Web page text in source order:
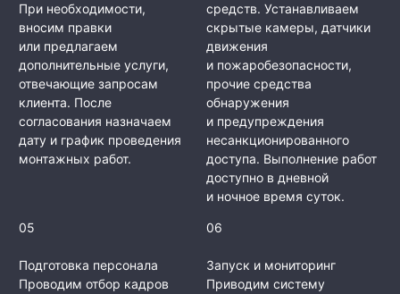
При необходимости,
вносим правки
или предлагаем
дополнительные услуги,
отвечающие запросам
клиента. После
согласования назначаем
дату и график проведения
монтажных работ.
средств. Устанавливаем
скрытые камеры, датчики
движения
и пожаробезопасности,
прочие средства
обнаружения
и предупреждения
несанкционированного
доступа. Выполнение работ
доступно в дневной
и ночное время суток.
05
Подготовка персонала
Проводим отбор кадров
06
Запуск и мониторинг
Приводим систему